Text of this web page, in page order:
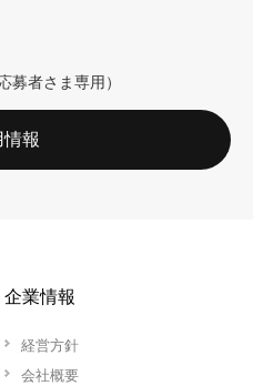
募者さま専用）
報
企業情報
経営方針
会社概要